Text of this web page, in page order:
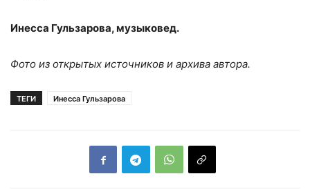
Инесса Гульзарова, музыковед.
Фото из открытых источников и архива автора.
ТЕГИ Инесса Гульзарова